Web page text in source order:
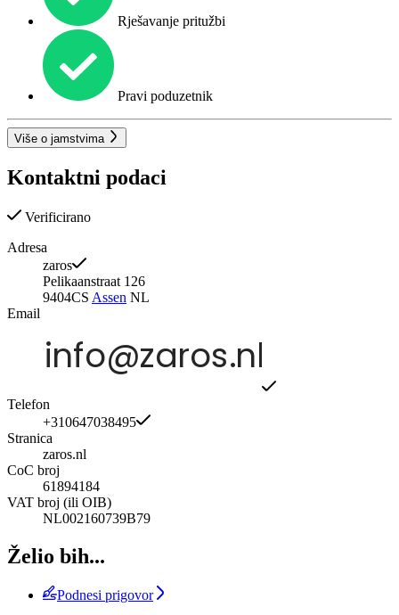
Rješavanje pritužbi
Pravi poduzetnik
Više o jamstvima
Kontaktni podaci
Verificirano
Adresa
zaros
Pelikaanstraat 126
9404CS Assen NL
Email
Telefon
+310647038495
Stranica
zaros.nl
CoC broj
61894184
VAT broj (ili OIB)
NL002160739B79
Želio bih...
Podnesi prigovor